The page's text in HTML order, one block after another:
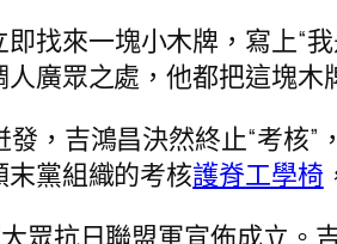
找來一塊小木牌，寫上“
廣眾之處，他都把這塊木
發，吉鴻昌決然終止“考核
黨組織的考核護脊工學椅